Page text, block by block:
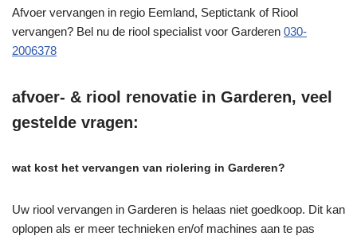
Afvoer vervangen in regio Eemland, Septictank of Riool
vervangen? Bel nu de riool specialist voor Garderen 030-
2006378
afvoer- & riool renovatie in Garderen, veel
gestelde vragen:
wat kost het vervangen van riolering in Garderen?
Uw riool vervangen in Garderen is helaas niet goedkoop. Dit kan
oplopen als er meer technieken en/of machines aan te pas